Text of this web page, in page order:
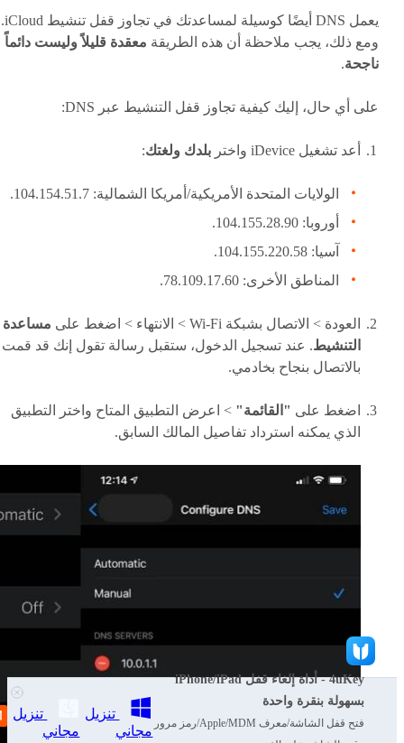
يعمل DNS أيضًا كوسيلة لمساعدتك في تجاوز قفل تنشيط iCloud.
ومع ذلك، يجب ملاحظة أن هذه الطريقة معقدة قليلاً وليست دائماً
ناجحة.
على أي حال، إليك كيفية تجاوز قفل التنشيط عبر DNS:
أعد تشغيل iDevice واختر بلدك ولغتك:
الولايات المتحدة الأمريكية/أمريكا الشمالية: 104.154.51.7.
أوروبا: 104.155.28.90.
آسيا: 104.155.220.58.
المناطق الأخرى: 78.109.17.60.
العودة > الاتصال بشبكة Wi-Fi > الانتهاء > اضغط على
مساعدة
التنشيط. عند تسجيل الدخول، ستقبل رسالة تقول إنك قد قمت
بالاتصال بنجاح بخادمي.
اضغط على "القائمة" > اعرض التطبيق المتاح واختر التطبيق
الذي يمكنه استرداد تفاصيل المالك السابق.
4uKey - أداة إلغاء قفل iPhone/iPad
بسهولة بنقرة واحدة
فتح قفل الشاشة/معرف Apple/MDM/رمز مرور
تنزيل
مجاني
تنزيل
مجاني